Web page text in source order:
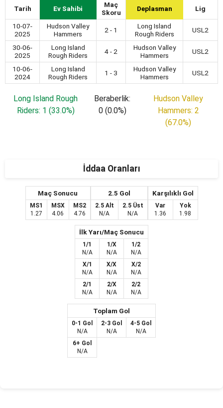
Tarih Ev Sahibi
Maç
Skoru
Deplasman Lig
10-07-
2025
Hudson Valley
Hammers
2 - 1
Long Island
Rough Riders
USL2
30-06-
2025
Long Island
Rough Riders
4 - 2
Hudson Valley
Hammers
USL2
10-06-
2024
Long Island
Rough Riders
1 - 3
Hudson Valley
Hammers
USL2
Long Island Rough
Riders: 1 (33.0%)
Beraberlik:
0 (0.0%)
Hudson Valley
Hammers: 2
(67.0%)
İddaa Oranları
Maç Sonucu
MS1
1.27
MSX
4.06
MS2
4.76
2.5 Gol
2.5 Alt
N/A
2.5 Üst
N/A
Karşılıklı Gol
Var
1.36
Yok
1.98
İlk Yarı/Maç Sonucu
1/1
N/A
1/X
N/A
1/2
N/A
X/1
N/A
X/X
N/A
X/2
N/A
2/1
N/A
2/X
N/A
2/2
N/A
Toplam Gol
0-1 Gol
N/A
2-3 Gol
N/A
4-5 Gol
N/A
6+ Gol
N/A